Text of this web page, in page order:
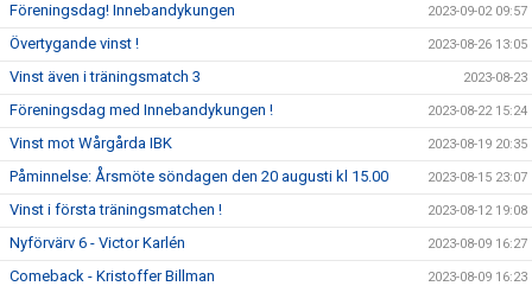
Föreningsdag! Innebandykungen 2023-09-02 09:57
Övertygande vinst ! 2023-08-26 13:05
Vinst även i träningsmatch 3 2023-08-23
Föreningsdag med Innebandykungen ! 2023-08-22 15:24
Vinst mot Wårgårda IBK 2023-08-19 20:35
Påminnelse: Årsmöte söndagen den 20 augusti kl 15.00 2023-08-15 23:07
Vinst i första träningsmatchen ! 2023-08-12 19:08
Nyförvärv 6 - Victor Karlén 2023-08-09 16:27
Comeback - Kristoffer Billman 2023-08-09 16:23